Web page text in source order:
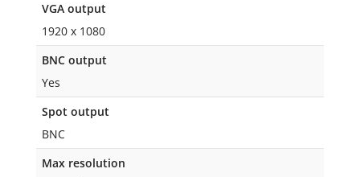
VGA output
1920 x 1080
BNC output
Yes
Spot output
BNC
Max resolution